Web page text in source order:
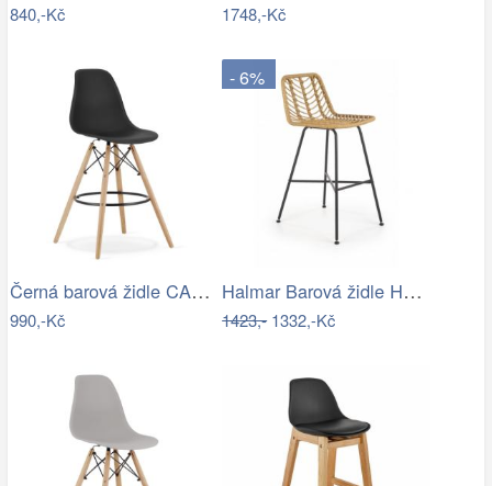
840,-Kč 1748,-Kč
Černá barová židle CARBRY
990,-Kč
- 6%
Halmar Barová židle H97 - umělý ratan…
1423,-1332,-Kč